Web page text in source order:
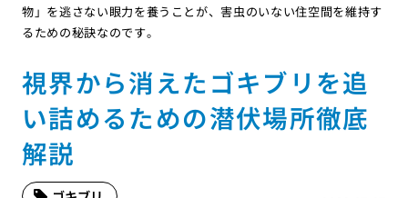
物」を逃さない眼力を養うことが、害虫のいない住空間を維持す
るための秘訣なのです。
視界から消えたゴキブリを追
い詰めるための潜伏場所徹底
解説